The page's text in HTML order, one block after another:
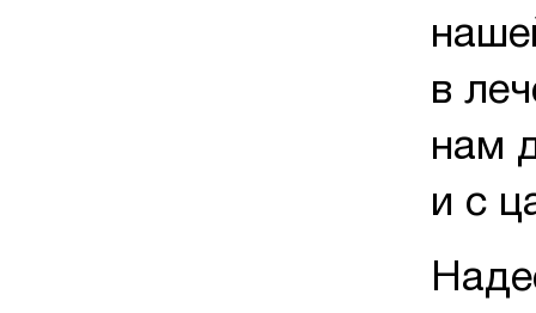
в
нам
и с